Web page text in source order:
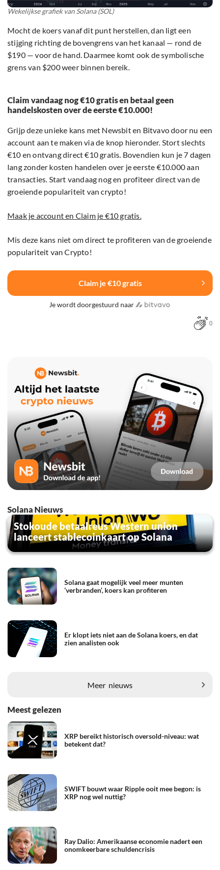
Wekelijkse grafiek van Solana (SOL)
Mocht de koers vanaf dit punt herstellen, dan ligt een
stijging richting de bovengrens van het kanaal — rond de
$190 — voor de hand. Daarmee komt ook de symbolische
grens van $200 weer binnen bereik.
Claim vandaag nog €10 gratis en betaal geen
handelskosten over de eerste €10.000!
Grijp deze unieke kans met Newsbit en Bitvavo door nu een
account aan te maken via de knop hieronder. Stort slechts
€10 en ontvang direct €10 gratis. Bovendien kun je 7 dagen
lang zonder kosten handelen over je eerste €10.000 aan
transacties. Start vandaag nog en profiteer direct van de
groeiende populariteit van crypto!
Maak je account en Claim je €10 gratis.
Mis deze kans niet om direct te profiteren van de groeiende
populariteit van Crypto!
Claim je €10 gratis
Je wordt doorgestuurd naar
0
Solana Nieuws
Stokoude betaalreus Western union
lanceert stablecoinkaart op Solana
Solana gaat mogelijk veel meer munten
‘verbranden’, koers kan profiteren
Er klopt iets niet aan de Solana koers, en dat
zien analisten ook
Meer nieuws
Meest gelezen
XRP bereikt historisch oversold-niveau: wat
betekent dat?
SWIFT bouwt waar Ripple ooit mee begon: is
XRP nog wel nuttig?
Ray Dalio: Amerikaanse economie nadert een
onomkeerbare schuldencrisis